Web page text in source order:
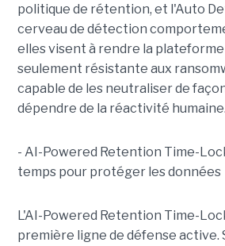
politique de rétention, et l'Auto
cerveau de détection
elles visent à rendre la plateforme
seulement résistante aux
capable de les neutraliser de
dépendre de la réactivité humaine.
- AI-Powered Retention Time-
temps pour protéger les données
L'AI-Powered Retention Time-
première ligne de défense active.